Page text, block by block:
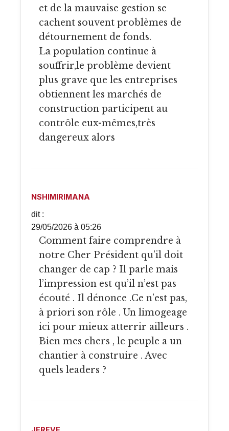
et de la mauvaise gestion se
cachent souvent problèmes de
détournement de fonds.
La population continue à
souffrir,le problème devient
plus grave que les entreprises
obtiennent les marchés de
construction participent au
contrôle eux-mêmes,très
dangereux alors
NSHIMIRIMANA
dit :
29/05/2026 à 05:26
Comment faire comprendre à
notre Cher Président qu’il doit
changer de cap ? Il parle mais
l’impression est qu’il n’est pas
écouté . Il dénonce .Ce n’est pas,
à priori son rôle . Un limogeage
ici pour mieux atterrir ailleurs .
Bien mes chers , le peuple a un
chantier à construire . Avec
quels leaders ?